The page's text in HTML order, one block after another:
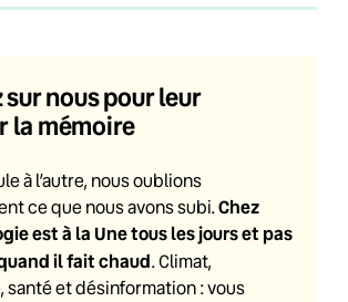
nous pour leur
la mémoire
à l’autre, nous oublions
ce que nous avons subi.Chez
est à la Une tous les jours et pas
il fait chaud. Climat,
santé et désinformation : vous